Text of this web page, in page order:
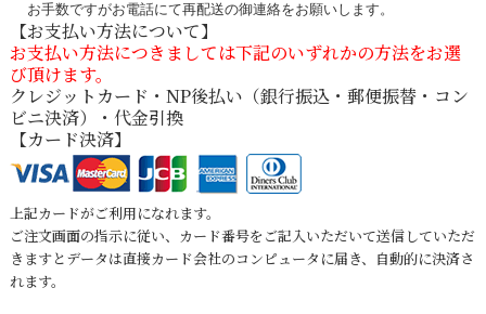
お手数ですがお電話にて再配送の御連絡をお願いします。
【お支払い方法について】
お支払い方法につきましては下記のいずれかの方法をお選
び頂けます。
クレジットカード・NP後払い（銀行振込・郵便振替・コン
ビニ決済）・代金引換
【カード決済】
上記カードがご利用になれます。
ご注文画面の指示に従い、カード番号をご記入いただいて送信していただ
きますとデータは直接カード会社のコンピュータに届き、自動的に決済さ
れます。